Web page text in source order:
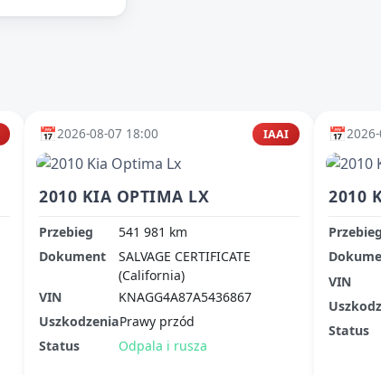
📅2026-08-07 18:00 IAAI
2010 KIA OPTIMA LX
Przebieg
541 981 km
Dokument
SALVAGE CERTIFICATE
(California)
VIN
KNAGG4A87A5436867
UszkodzeniaPrawy przód
Status
Odpala i rusza
📅
2010
Przebieg
VIN
Status